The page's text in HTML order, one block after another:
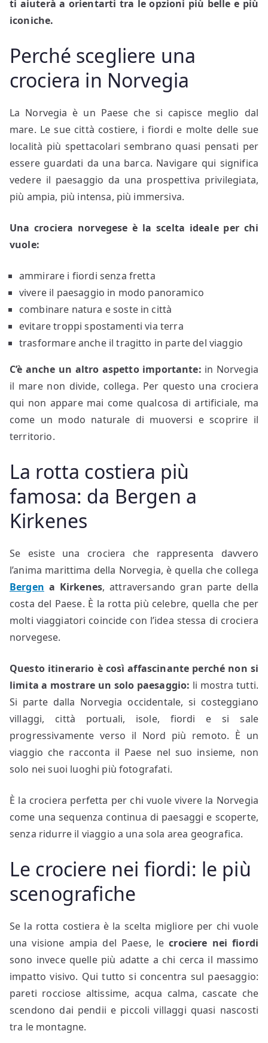
ti aiuterà a orientarti tra le opzioni più belle e più
iconiche.
Perché scegliere una
crociera in Norvegia
La Norvegia è un Paese che si capisce meglio dal
mare. Le sue città costiere, i fiordi e molte delle sue
località più spettacolari sembrano quasi pensati per
essere guardati da una barca. Navigare qui significa
vedere il paesaggio da una prospettiva privilegiata,
più ampia, più intensa, più immersiva.
Una crociera norvegese è la scelta ideale per chi
vuole:
ammirare i fiordi senza fretta
vivere il paesaggio in modo panoramico
combinare natura e soste in città
evitare troppi spostamenti via terra
trasformare anche il tragitto in parte del viaggio
C’è anche un altro aspetto importante: in Norvegia
il mare non divide, collega. Per questo una crociera
qui non appare mai come qualcosa di artificiale, ma
come un modo naturale di muoversi e scoprire il
territorio.
La rotta costiera più
famosa: da Bergen a
Kirkenes
Se esiste una crociera che rappresenta davvero
l’anima marittima della Norvegia, è quella che collega
Bergen a Kirkenes, attraversando gran parte della
costa del Paese. È la rotta più celebre, quella che per
molti viaggiatori coincide con l’idea stessa di crociera
norvegese.
Questo itinerario è così affascinante perché non si
limita a mostrare un solo paesaggio: li mostra tutti.
Si parte dalla Norvegia occidentale, si costeggiano
villaggi, città portuali, isole, fiordi e si sale
progressivamente verso il Nord più remoto. È un
viaggio che racconta il Paese nel suo insieme, non
solo nei suoi luoghi più fotografati.
È la crociera perfetta per chi vuole vivere la Norvegia
come una sequenza continua di paesaggi e scoperte,
senza ridurre il viaggio a una sola area geografica.
Le crociere nei fiordi: le più
scenografiche
Se la rotta costiera è la scelta migliore per chi vuole
una visione ampia del Paese, lecrociere nei fiordi
sono invece quelle più adatte a chi cerca il massimo
impatto visivo. Qui tutto si concentra sul paesaggio:
pareti rocciose altissime, acqua calma, cascate che
scendono dai pendii e piccoli villaggi quasi nascosti
tra le montagne.